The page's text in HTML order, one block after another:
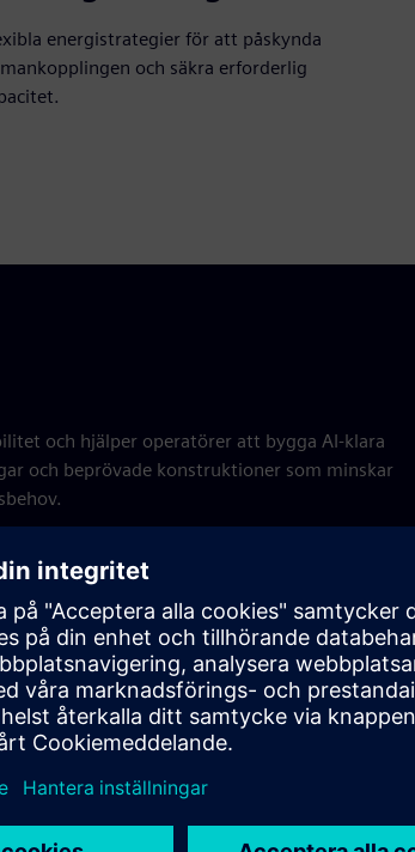
energistrategier för att påskynda
och säkra erforderlig
och hjälper operatörer att bygga AI-klara
och beprövade konstruktioner som minskar
och modulär teknik för AI-kraft med hög
redundans, nätdriftskompatibilitet och
arkitektur säkerställer att din infrastruktur